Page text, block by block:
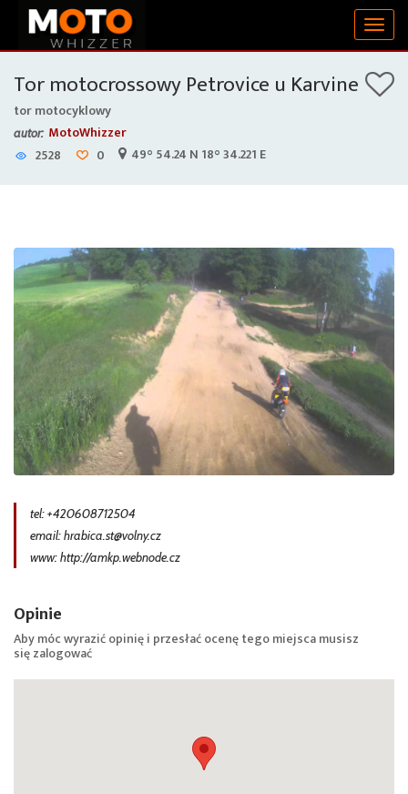
Tor motocrossowy Petrovice u Karvine
tor motocyklowy
autor: MotoWhizzer
2528
0 49° 54.24 N 18° 34.221 E
tel: +420608712504
email: hrabica.st@volny.cz
www: http://amkp.webnode.cz
Opinie
Aby móc wyrazić opinię i przesłać ocenę tego miejsca musisz
sięzalogować